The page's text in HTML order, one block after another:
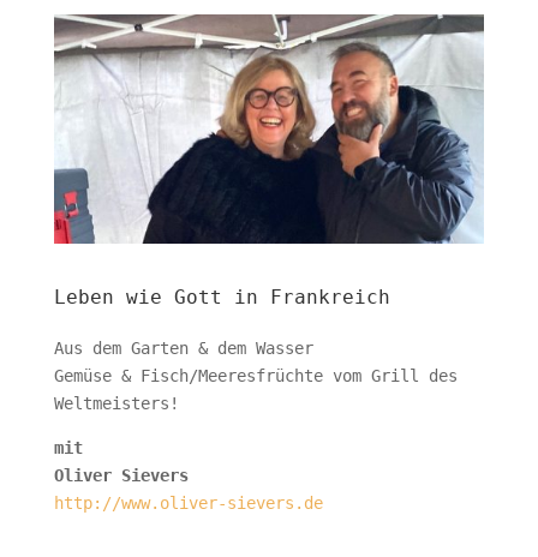
Leben wie Gott in Frankreich
Aus dem Garten & dem Wasser
Gemüse & Fisch/Meeresfrüchte vom Grill des
Weltmeisters!
mit
Oliver Sievers
http://www.oliver-sievers.de